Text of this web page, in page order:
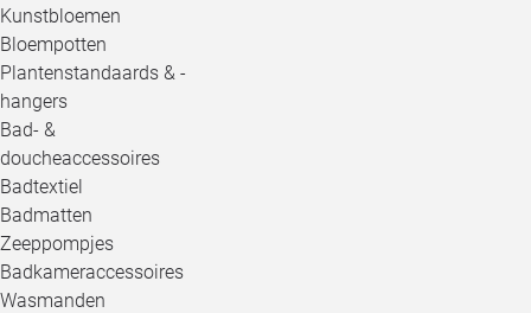
Kunstbloemen
Bloempotten
Plantenstandaards & -
hangers
Bad- &
doucheaccessoires
Badtextiel
Badmatten
Zeeppompjes
Badkameraccessoires
Wasmanden